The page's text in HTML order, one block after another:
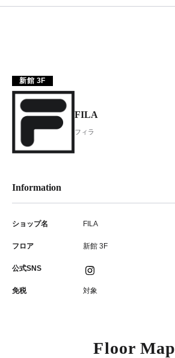
新館 3F
FILA
フィラ
Information
ショップ名 FILA
フロア 新館 3F
公式SNS
免税 対象
Floor Map